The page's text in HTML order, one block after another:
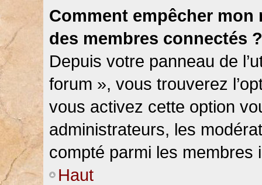
Comment empêcher mon
des membres connectés ?
Depuis votre panneau de
forum », vous trouverez
vous activez cette option
administrateurs, les
compté parmi les membres
Haut